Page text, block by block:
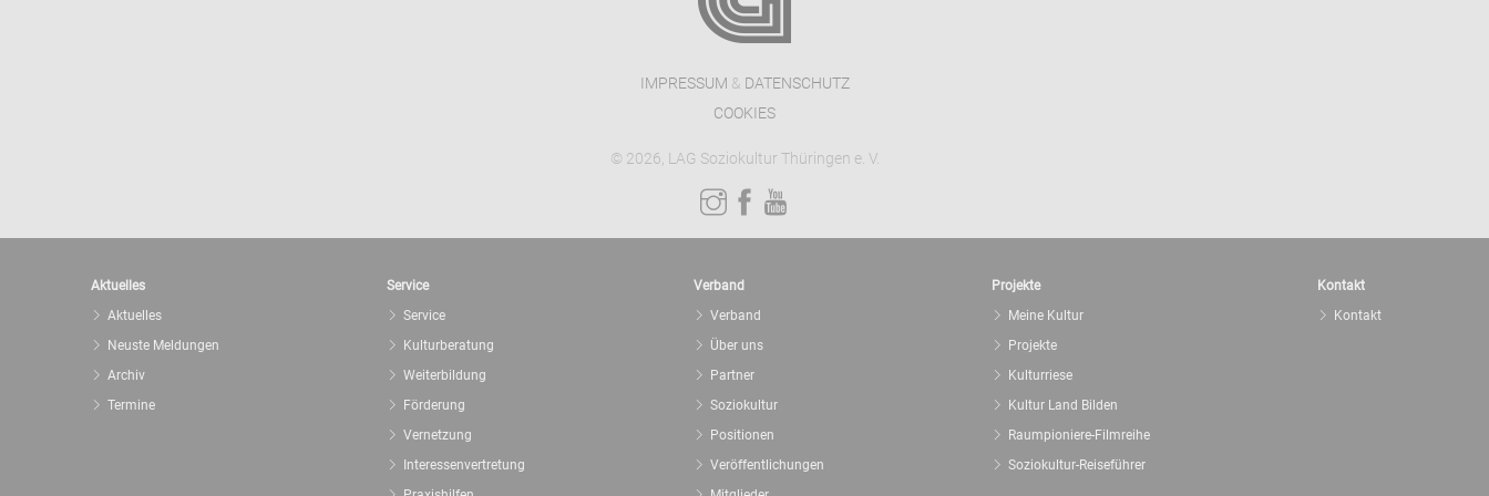
IMPRESSUM & DATENSCHUTZ
COOKIES
© 2026, LAG Soziokultur Thüringen e. V.
Aktuelles
Aktuelles
Neuste Meldungen
Archiv
Termine
Service
Service
Kulturberatung
Weiterbildung
Förderung
Vernetzung
Interessenvertretung
Verband
Verband
Über uns
Partner
Soziokultur
Positionen
Veröffentlichungen
Projekte
Meine Kultur
Projekte
Kulturriese
Kultur Land Bilden
Raumpioniere-Filmreihe
Soziokultur-Reiseführer
Kontakt
Kontakt